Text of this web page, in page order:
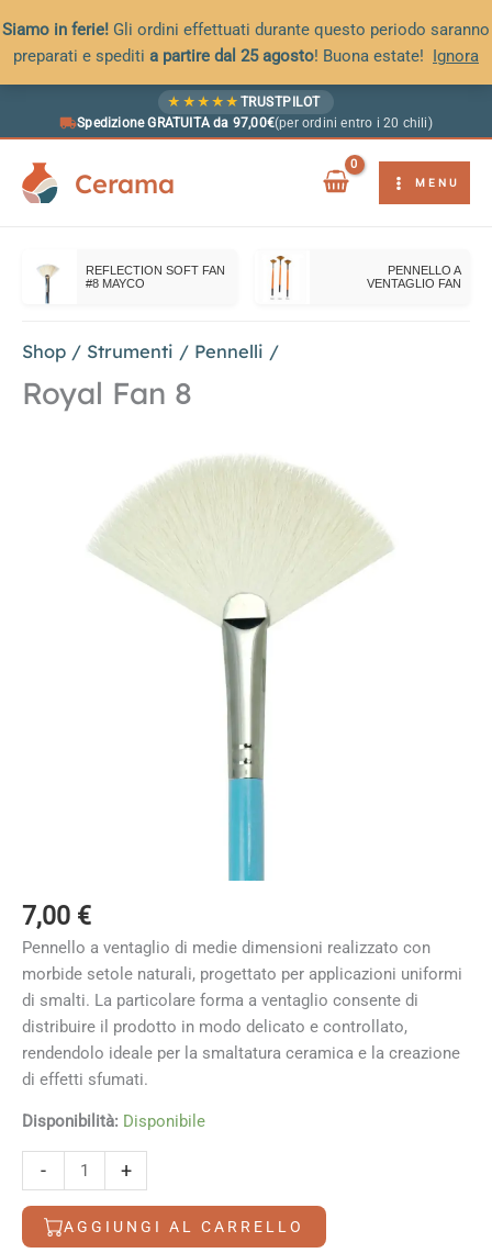
Siamo in ferie! Gli ordini effettuati durante questo periodo saranno
preparati e spediti a partire dal 25 agosto! Buona estate! Ignora
★ ★ ★ ★ ★ TRUSTPILOT
Spedizione GRATUITA da 97,00€(per ordini entro i 20 chili)
Cerama MENU
REFLECTION SOFT FAN
#8 MAYCO
PENNELLO A
VENTAGLIO FAN
Shop / Strumenti / Pennelli /
Royal Fan 8
7,00 €
Pennello a ventaglio di medie dimensioni realizzato con
morbide setole naturali, progettato per applicazioni uniformi
di smalti. La particolare forma a ventaglio consente di
distribuire il prodotto in modo delicato e controllato,
rendendolo ideale per la smaltatura ceramica e la creazione
di effetti sfumati.
Disponibilità: Disponibile
-
Fan
8
quantità
+
AGGIUNGI AL CARRELLO